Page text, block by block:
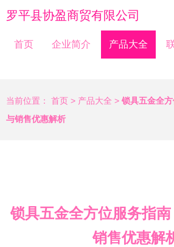
罗平县协盈商贸有限公司
首页 企业简介 产品大全
当前位置： 首页 > 产品大全 > 锁具五金全
与销售优惠解析
锁具五金全方位服务指
销售优惠解